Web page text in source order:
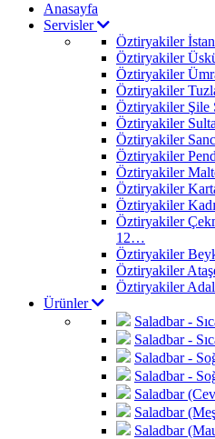
Anasayfa
Servisler
Öztiryakiler
Öztiryakiler
Öztiryakiler
Öztiryakiler
Öztiryakiler Şile
Öztiryakiler
Öztiryakiler
Öztiryakiler
Öztiryakiler
Öztiryakiler
Öztiryakiler
Öztiryakiler
12…
Öztiryakiler
Öztiryakiler
Öztiryakiler
Ürünler
Saladbar -
Saladbar -
Saladbar -
Saladbar -
Saladbar
Saladbar
Saladbar